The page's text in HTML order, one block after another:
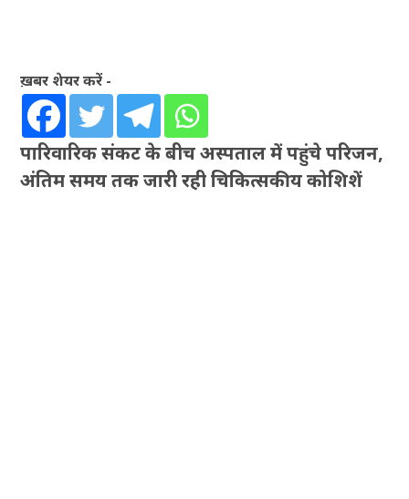
ख़बर शेयर करें -
पारिवारिक संकट के बीच अस्पताल में पहुंचे परिजन,
अंतिम समय तक जारी रही चिकित्सकीय कोशिशें